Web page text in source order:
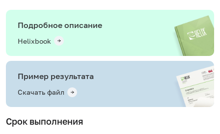
Подробное описание
Helixbook
Пример результата
Скачать файл
Срок выполнения